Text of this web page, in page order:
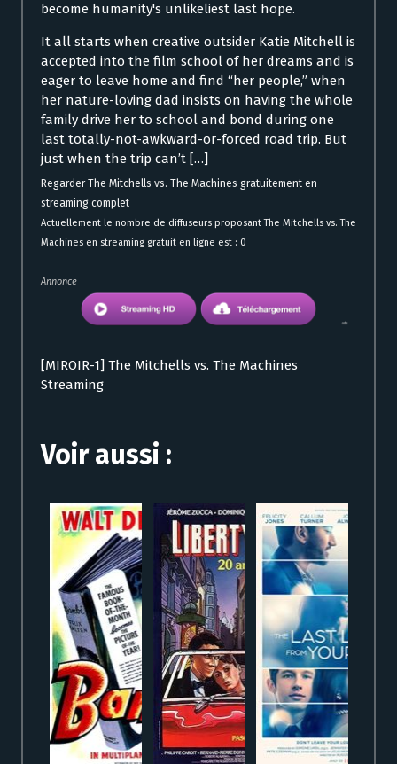
become humanity's unlikeliest last hope.
It all starts when creative outsider Katie Mitchell is
accepted into the film school of her dreams and is
eager to leave home and find “her people,” when
her nature-loving dad insists on having the whole
family drive her to school and bond during one
last totally-not-awkward-or-forced road trip. But
just when the trip can’t […]
Regarder The Mitchells vs. The Machines gratuitement en
streaming complet
Actuellement le nombre de diffuseurs proposant The Mitchells vs. The
Machines en streaming gratuit en ligne est : 0
Annonce
[MIROIR-1] The Mitchells vs. The Machines
Streaming
Voir aussi :